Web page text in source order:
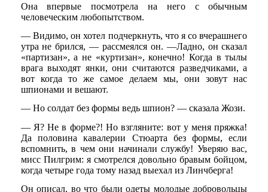
Она впервые посмотрела на него с обычным
человеческим любопытством.
— Видимо, он хотел подчеркнуть, что я со вчерашнего
утра не брился, — рассмеялся он. —Ладно, он сказал
«партизан», а не «куртизан», конечно! Когда в тылы
врага выходят янки, они считаются разведчиками, а
вот когда то же самое делаем мы, они зовут нас
шпионами и вешают.
— Но солдат без формы ведь шпион? — сказала Жози.
— Я? Не в форме?! Но взгляните: вот у меня пряжка!
Да половина кавалерии Стюарта без формы, если
вспомнить, в чем они начинали службу! Уверяю вас,
мисс Пилгрим: я смотрелся довольно бравым бойцом,
когда четыре года тому назад выехал из Линчберга!
Он описал, во что были одеты молодые добровольцы